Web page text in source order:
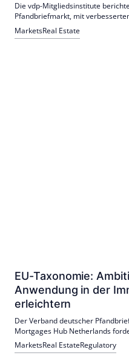
Die vdp-Mitgliedsinstitute
Pfandbriefmarkt, mit
Bankanleihen und Pfandbriefe.
Wachstum neuer Emissionen.
MarketsReal Estate
EU-Taxonomie:
Anwendung in der
erleichtern
Der Verband deutscher
Mortgages Hub Netherlands
der EU-Taxonomie für die
gemeinsamen Weißbuch
MarketsReal EstateRegulatory